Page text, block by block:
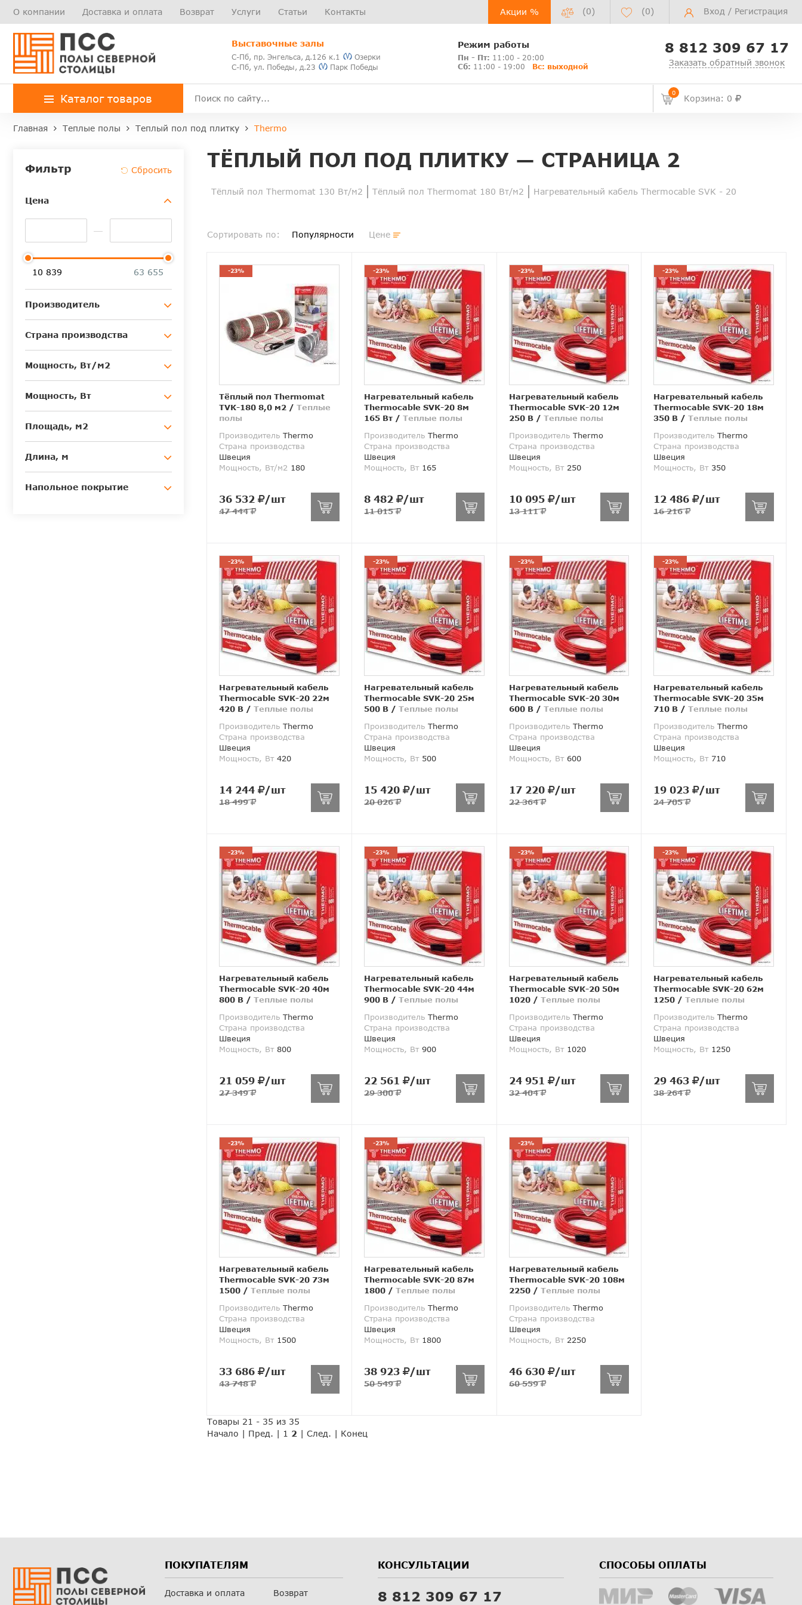
О компании Доставка и оплата Возврат Услуги Статьи Контакты Акции % (0) (0) Вход / Регистрация
Выставочные залы
С-Пб, пр. Энгельса, д.126 к.1
Озерки
С-Пб, ул. Победы, д.23
Парк Победы
Режим работы
Пн - Пт: 11:00 - 20:00
Сб: 11:00 - 19:00 Вс: выходной
8 812 309 67 17
Заказать обратный звонок
Каталог товаров 0
Корзина: 0
Главная Теплые полы Теплый пол под плитку Thermo
Фильтр
Цена
10 839 63 655
Производитель
Страна производства
Мощность, Вт/м2
Мощность, Вт
Площадь, м2
Длина, м
Напольное покрытие
ТЁПЛЫЙ ПОЛ ПОД ПЛИТКУ — СТРАНИЦА 2
Тёплый пол Thermomat 130 Вт/м2 Тёплый пол Thermomat 180 Вт/м2 Нагревательный кабель Thermocable SVK - 20
Сортировать по: Популярности Цене
-23%
Тёплый пол Thermomat
TVK-180 8,0 м2 / Теплые
полы
Производитель Thermo
Страна производства
Швеция
Мощность, Вт/м2 180
36 532 /шт
47 444
-23%
Нагревательный кабель
Thermocable SVK-20 8м
165 Вт/ Теплые полы
ПроизводительThermo
Страна производства
Швеция
Мощность, Вт165
8 482 /шт
11 015
-23%
Нагревательный кабель
Thermocable SVK-20 12м
250 В/ Теплые полы
ПроизводительThermo
Страна производства
Швеция
Мощность, Вт250
10 095 /шт
13 111
-23%
Нагревательный кабель
Thermocable SVK-20 18м
350 В /Теплые полы
Производитель Thermo
Страна производства
Швеция
Мощность, Вт350
12 486 /шт
16 216
-23%
Нагревательный кабель
Thermocable SVK-20 22м
420 В / Теплые полы
Производитель Thermo
Страна производства
Швеция
Мощность, Вт420
14 244 /шт
18 499
-23%
Нагревательный кабель
Thermocable SVK-20 25м
500 В/ Теплые полы
ПроизводительThermo
Страна производства
Швеция
Мощность, Вт500
15 420 /шт
20 026
-23%
Нагревательный кабель
Thermocable SVK-20 30м
600 В/ Теплые полы
ПроизводительThermo
Страна производства
Швеция
Мощность, Вт600
17 220 /шт
22 364
-23%
Нагревательный кабель
Thermocable SVK-20 35м
710 В /Теплые полы
Производитель Thermo
Страна производства
Швеция
Мощность, Вт710
19 023 /шт
24 705
-23%
Нагревательный кабель
Thermocable SVK-20 40м
800 В / Теплые полы
Производитель Thermo
Страна производства
Швеция
Мощность, Вт800
21 059 /шт
27 349
-23%
Нагревательный кабель
Thermocable SVK-20 44м
900 В/ Теплые полы
ПроизводительThermo
Страна производства
Швеция
Мощность, Вт900
22 561 /шт
29 300
-23%
Нагревательный кабель
Thermocable SVK-20 50м
1020 / Теплые полы
ПроизводительThermo
Страна производства
Швеция
Мощность, Вт1020
24 951 /шт
32 404
-23%
Нагревательный кабель
Thermocable SVK-20 62м
1250 /Теплые полы
Производитель Thermo
Страна производства
Швеция
Мощность, Вт1250
29 463 /шт
38 264
-23%
Нагревательный кабель
Thermocable SVK-20 73м
1500 / Теплые полы
Производитель Thermo
Страна производства
Швеция
Мощность, Вт1500
33 686 /шт
43 748
-23%
Нагревательный кабель
Thermocable SVK-20 87м
1800 / Теплые полы
ПроизводительThermo
Страна производства
Швеция
Мощность, Вт1800
38 923 /шт
50 549
-23%
Нагревательный кабель
Thermocable SVK-20 108м
2250/ Теплые полы
ПроизводительThermo
Страна производства
Швеция
Мощность, Вт2250
46 630 /шт
60 559
Товары 21 - 35 из 35
Начало | Пред. | 1 2 | След. | Конец
ПОКУПАТЕЛЯМ
Доставка и оплата
Возврат
КОНСУЛЬТАЦИИ
8 812 309 67 17
СПОСОБЫ ОПЛАТЫ